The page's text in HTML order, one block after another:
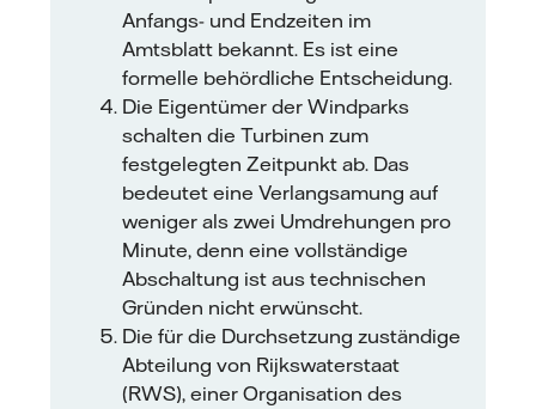
Anfangs- und Endzeiten im
Amtsblatt bekannt. Es ist eine
formelle behördliche Entscheidung.
Die Eigentümer der Windparks
schalten die Turbinen zum
festgelegten Zeitpunkt ab. Das
bedeutet eine Verlangsamung auf
weniger als zwei Umdrehungen pro
Minute, denn eine vollständige
Abschaltung ist aus technischen
Gründen nicht erwünscht.
Die für die Durchsetzung zuständige
Abteilung von Rijkswaterstaat
(RWS), einer Organisation des